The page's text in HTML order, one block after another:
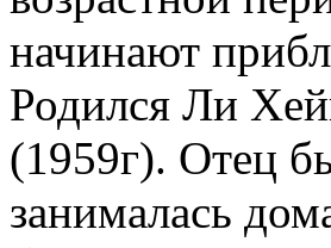
начинают
Родился Ли
(1959г). Отец
занималась